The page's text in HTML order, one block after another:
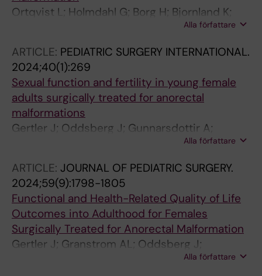
Ortqvist L; Holmdahl G; Borg H; Bjornland K;
Lilja H; Stenstrom P; Qvist N; Hagen TS;Alla författare
ARTICLE: PEDIATRIC SURGERY INTERNATIONAL.
2024;40(1):269
Sexual function and fertility in young female
adults surgically treated for anorectal
malformations
Gertler J; Oddsberg J; Gunnarsdottir A;
Svenningsson A; Wester T; Ortqvist LAlla författare
ARTICLE: JOURNAL OF PEDIATRIC SURGERY.
2024;59(9):1798-1805
Functional and Health-Related Quality of Life
Outcomes into Adulthood for Females
Surgically Treated for Anorectal Malformation
Gertler J; Granstrom AL; Oddsberg J;
Gunnarsdottir A; Svenningsson A; Wester T;
Alla författare